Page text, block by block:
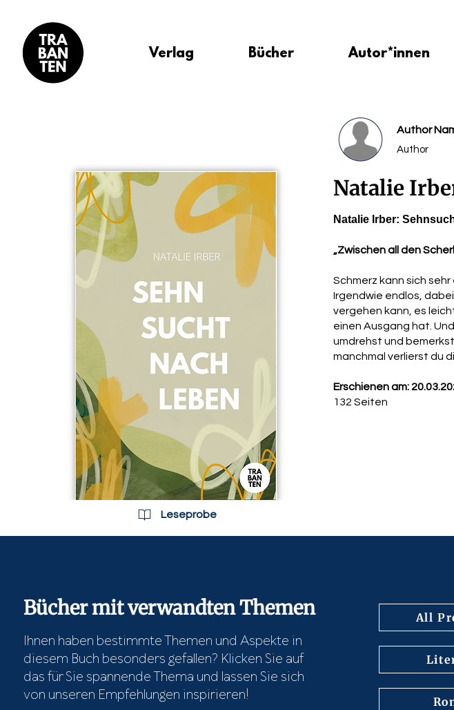
Verlag Bücher Autor*innen
Leseprobe
Author
Author
Natalie
Natalie Irber:
„Zwischen all den
Schmerz kann sich
Irgendwie endlos,
vergehen kann, es
einen Ausgang hat.
umdrehst und
manchmal verlierst du
Erschienen am:
132 Seiten
Bücher mit verwandten Themen
Ihnen haben bestimmte Themen und Aspekte in
diesem Buch besonders gefallen? Klicken Sie auf
das für Sie spannende Thema und lassen Sie sich
von unseren Empfehlungen inspirieren!
All